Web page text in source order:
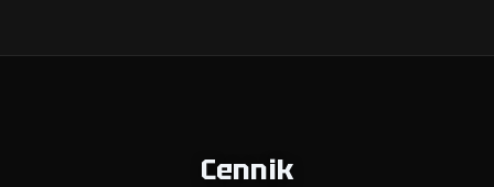
Cennik